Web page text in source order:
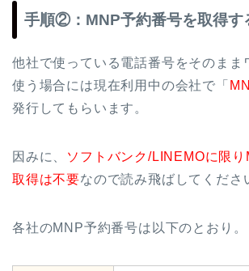
手順②：MNP予約番号を取得す
他社で使っている電話番号をそのまま
使う場合には現在利用中の会社で「
発行してもらいます。
因みに、
ソフトバンク/LINEMOに限
取得は不要なので読み飛ばしてくださ
各社のMNP予約番号は以下のとおり。